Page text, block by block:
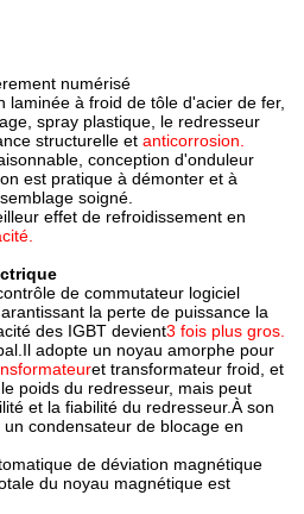
numérisé
laminée à froid de tôle d'acier de fer,
spray plastique, le redresseur
structurelle et anticorrosion.
conception d'onduleur
est pratique à démonter et à
soigné.
effet de refroidissement en
de commutateur logiciel
la perte de puissance la
des IGBT devient3 fois plus gros.
adopte un noyau amorphe pour
et transformateur froid, et
poids du redresseur, mais peut
et la fiabilité du redresseur.À son
condensateur de blocage en
de déviation magnétique
du noyau magnétique est